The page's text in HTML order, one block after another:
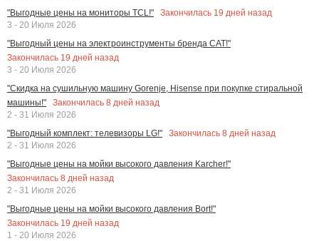
"Выгодные цены на мониторы TCL!"
Закончилась 19 дней назад
3 - 20 Июля 2026
"Выгодный цены на электроинструменты бренда CAT!"
Закончилась 19 дней назад
3 - 20 Июля 2026
"Скидка на сушильную машину Gorenje, Hisense при покупке стиральной
машины!"
Закончилась 8 дней назад
2 - 31 Июля 2026
"Выгодный комплект: телевизоры LG!"
Закончилась 8 дней назад
2 - 31 Июля 2026
"Выгодные цены на мойки высокого давления Karcher!"
Закончилась 8 дней назад
2 - 31 Июля 2026
"Выгодные цены на мойки высокого давления Bort!"
Закончилась 19 дней назад
1 - 20 Июля 2026